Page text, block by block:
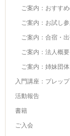
ご案内：おすす
ご案内：お試し
ご案内：合宿・
ご案内：法人概要
ご案内：姉妹団
入門講座：プレッ
活動報告
書籍
ご入会